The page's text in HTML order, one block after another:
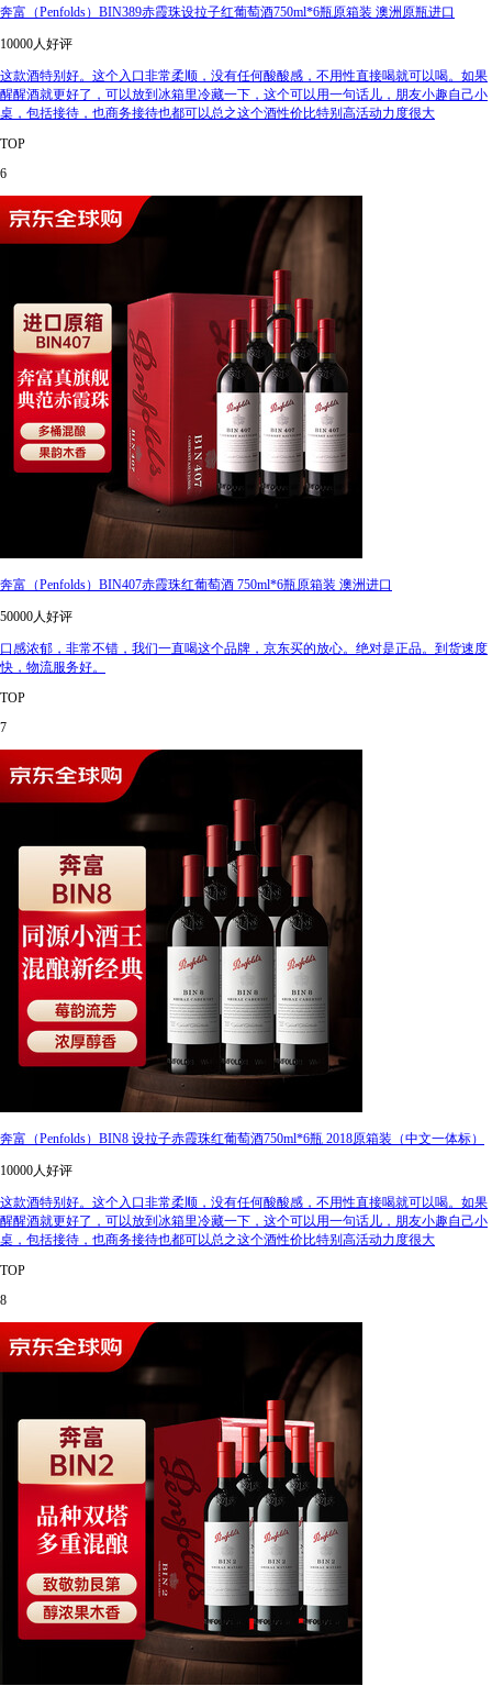
奔富（Penfolds）BIN389赤霞珠设拉子红葡萄酒750ml*6瓶原箱装 澳洲原瓶进口
10000人好评
这款酒特别好。这个入口非常柔顺，没有任何酸酸感，不用性直接喝就可以喝。如果
醒醒酒就更好了，可以放到冰箱里冷藏一下，这个可以用一句话儿，朋友小趣自己小
桌，包括接待，也商务接待也都可以总之这个酒性价比特别高活动力度很大
TOP
6
奔富（Penfolds）BIN407赤霞珠红葡萄酒 750ml*6瓶原箱装 澳洲进口
50000人好评
口感浓郁，非常不错，我们一直喝这个品牌，京东买的放心。绝对是正品。到货速度
快，物流服务好。
TOP
7
奔富（Penfolds）BIN8 设拉子赤霞珠红葡萄酒750ml*6瓶 2018原箱装（中文一体标）
10000人好评
这款酒特别好。这个入口非常柔顺，没有任何酸酸感，不用性直接喝就可以喝。如果
醒醒酒就更好了，可以放到冰箱里冷藏一下，这个可以用一句话儿，朋友小趣自己小
桌，包括接待，也商务接待也都可以总之这个酒性价比特别高活动力度很大
TOP
8